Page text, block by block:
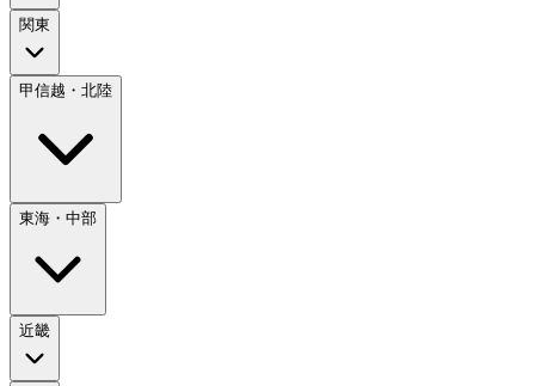
関東
甲信越・北陸
東海・中部
近畿